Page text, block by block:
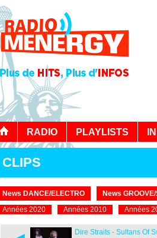
RADIO PLAYLISTS
CLIPS
News DANCE/ELECTRO News
Années 2020
Années 2010 Années
Dire Straits - Sultans Of